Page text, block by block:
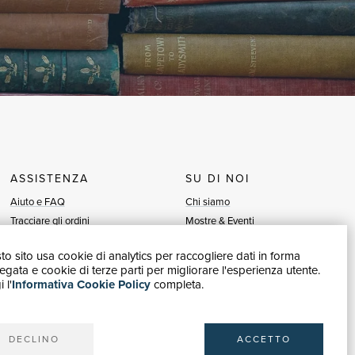
sito usa cookie di analytics per raccogliere dati in forma
e cookie di terze parti per migliorare l'esperienza utente.
l'Informativa Cookie Policycompleta.
DECLINO ACCETTO
ASSISTENZA
Aiuto e FAQ
Tracciare gli ordini
Fatturazione
Carta del Docente / 18App
SU DI NOI
Chi siamo
Mostre & Eventi
Blog
Vendi con noi